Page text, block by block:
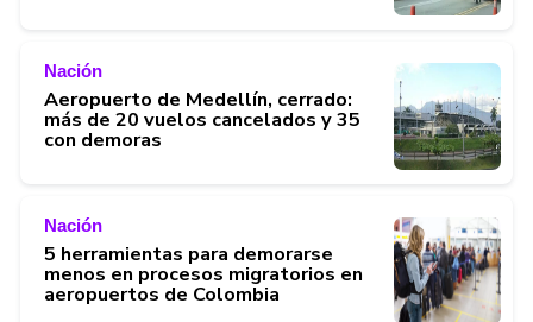
Nación
Aeropuerto de Medellín, cerrado:
más de 20 vuelos cancelados y 35
con demoras
Nación
5 herramientas para demorarse
menos en procesos migratorios en
aeropuertos de Colombia